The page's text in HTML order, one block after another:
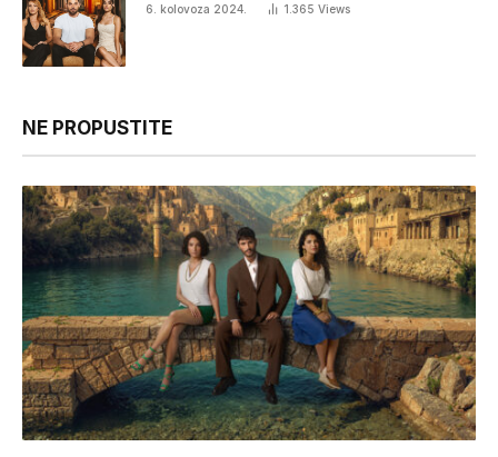
6. kolovoza 2024. 1.365 Views
NE PROPUSTITE